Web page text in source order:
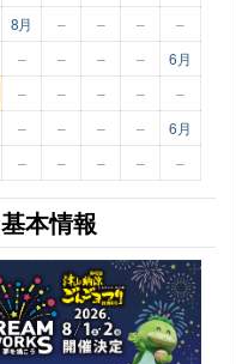
8月 – – – –
– – – – 6月
– – – – –
– – – –
6月
– – – – –
基本情報